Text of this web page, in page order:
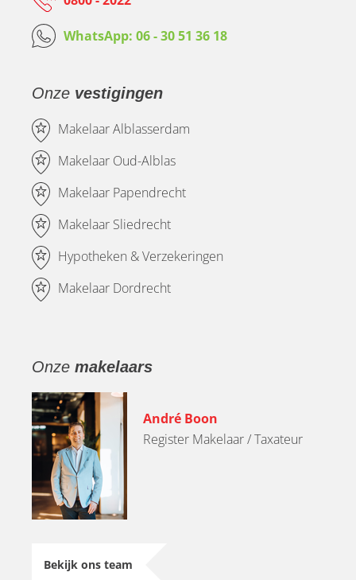
WhatsApp: 06 - 30 51 36 18
Onze vestigingen
Makelaar Alblasserdam
Makelaar Oud-Alblas
Makelaar Papendrecht
Makelaar Sliedrecht
Hypotheken & Verzekeringen
Makelaar Dordrecht
Onze makelaars
André Boon
Register Makelaar / Taxateur
Bekijk ons team